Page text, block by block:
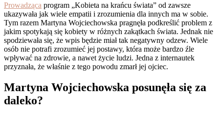
Prowadząca program „Kobieta na krańcu świata” od zawsze
ukazywała jak wiele empatii i zrozumienia dla innych ma w sobie.
Tym razem Martyna Wojciechowska pragnęła podkreślić problem z
jakim spotykają się kobiety w różnych zakątkach świata. Jednak nie
spodziewała się, że wpis będzie miał tak negatywny odzew. Wiele
osób nie potrafi zrozumieć jej postawy, która może bardzo źle
wpływać na zdrowie, a nawet życie ludzi. Jedna z internautek
przyznała, że właśnie z tego powodu zmarł jej ojciec.
Martyna Wojciechowska posunęła się za
daleko?